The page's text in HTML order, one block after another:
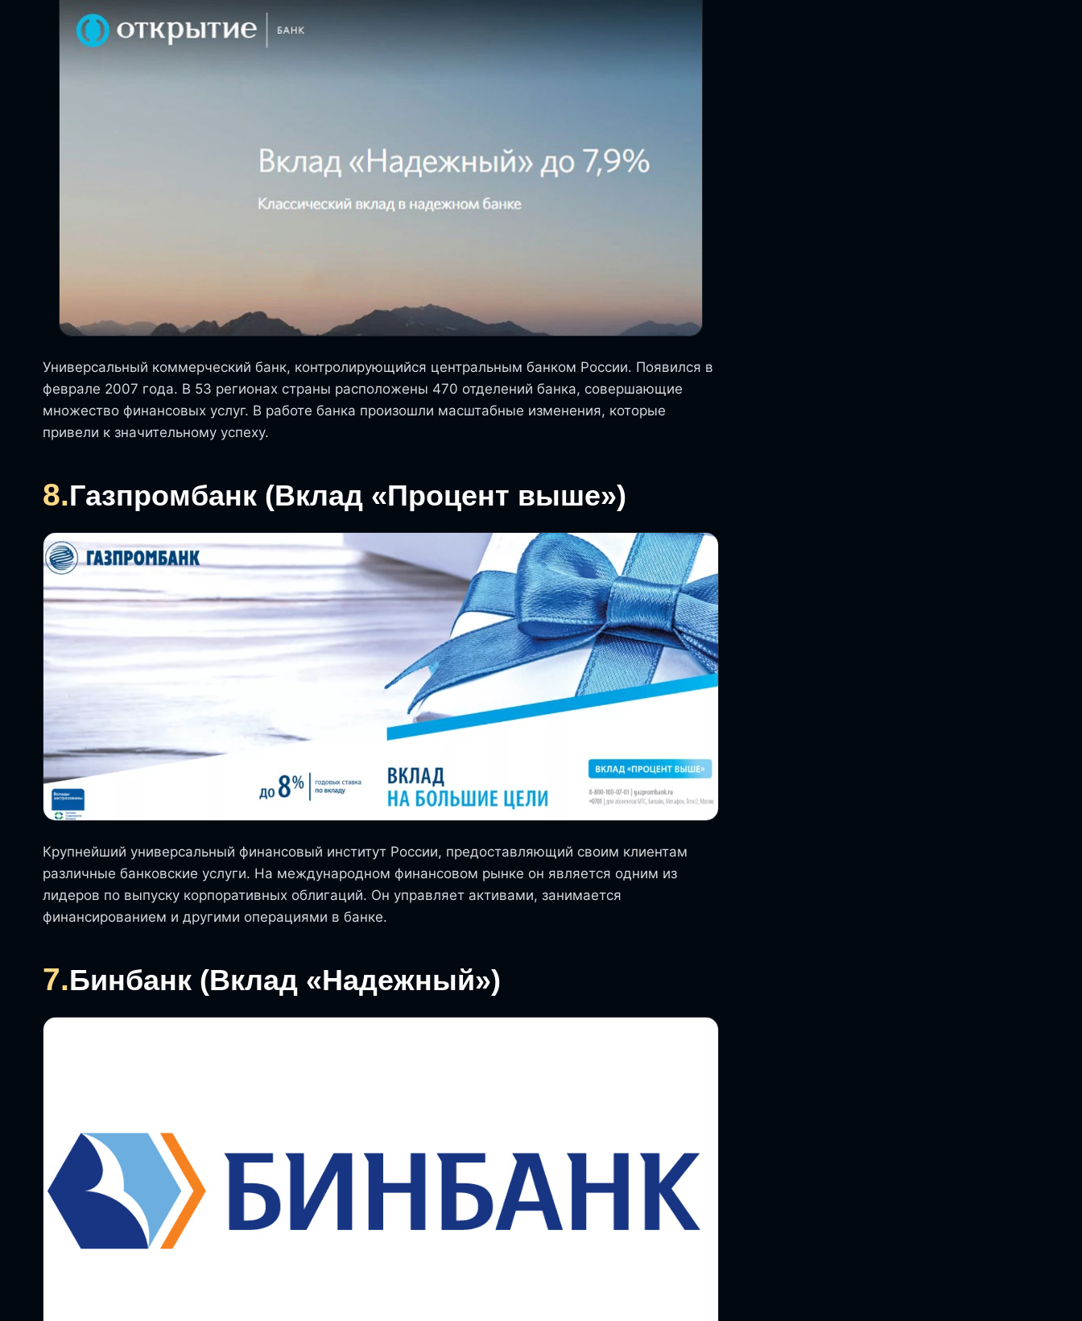
Универсальный коммерческий банк, контролирующийся центральным банком России. Появился в
феврале 2007 года. В 53 регионах страны расположены 470 отделений банка, совершающие
множество финансовых услуг. В работе банка произошли масштабные изменения, которые
привели к значительному успеху.
8.Газпромбанк (Вклад «Процент выше»)
Крупнейший универсальный финансовый институт России, предоставляющий своим клиентам
различные банковские услуги. На международном финансовом рынке он является одним из
лидеров по выпуску корпоративных облигаций. Он управляет активами, занимается
финансированием и другими операциями в банке.
7.Бинбанк (Вклад «Надежный»)